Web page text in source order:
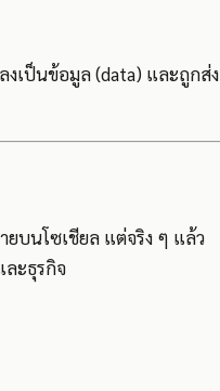
เป็นข้อมูล (data) และถูกส่ง
ยบนโซเชียล แต่จริง ๆ แล้ว
ะธุรกิจ